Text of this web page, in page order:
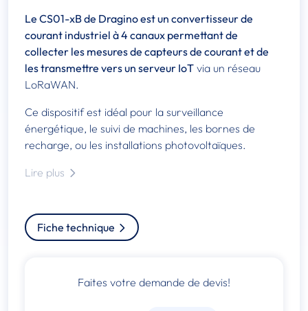
Le CS01-xB de Dragino est un convertisseur de
courant industriel à 4 canaux permettant de
collecter les mesures de capteurs de courant et de
les transmettre vers un serveur IoT via un réseau
LoRaWAN.
Ce dispositif est idéal pour la surveillance
énergétique, le suivi de machines, les bornes de
recharge, ou les installations photovoltaïques.
Lire plus
Fiche technique
Faites votre demande de devis!